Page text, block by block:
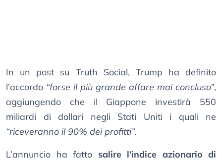
In un post su Truth Social, Trump ha definito
l’accordo “forse il più grande affare mai concluso”,
aggiungendo che il Giappone investirà 550
miliardi di dollari negli Stati Uniti i quali ne
“riceveranno il 90% dei profitti”.
L’annuncio ha fatto salire l’indice azionario di